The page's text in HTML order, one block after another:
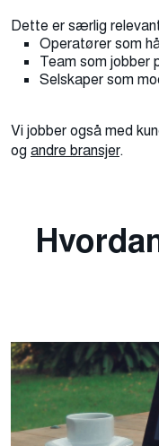
Dette er særlig
Operatører som
Team som jobber
Selskaper som
Vi jobber også med
og andre bransjer.